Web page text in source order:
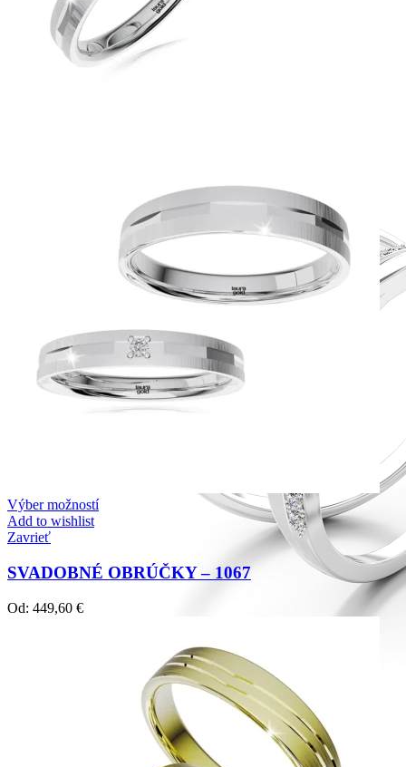
Výber možností
Add to wishlist
Zavrieť
SVADOBNÉ OBRÚČKY – 1067
Od: 449,60 €